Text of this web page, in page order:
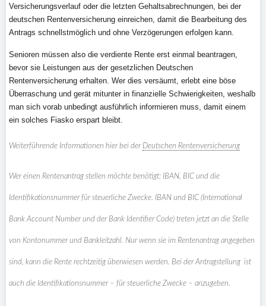
Versicherungsverlauf oder die letzten Gehaltsabrechnungen, bei der
deutschen Rentenversicherung einreichen, damit die Bearbeitung des
Antrags schnellstmöglich und ohne Verzögerungen erfolgen kann.
Senioren müssen also die verdiente Rente erst einmal beantragen,
bevor sie Leistungen aus der gesetzlichen Deutschen
Rentenversicherung erhalten. Wer dies versäumt, erlebt eine böse
Überraschung und gerät mitunter in finanzielle Schwierigkeiten, weshalb
man sich vorab unbedingt ausführlich informieren muss, damit einem
ein solches Fiasko erspart bleibt.
Weiterführende Informationen hier bei der Deutschen Rentenversicherung
Wer einen Rentenantrag stellen möchte benötigt: IBAN, BIC und die
Identifikationsnummer für steuerliche Zwecke. IBAN und BIC (International
Bank Account Number und der Bank Identifier Code) treten jetzt an die Stelle
von Kontonummer und Bankleitzahl. Nur wenn sie im Rentenantrag angegeben
sind, kann die Rente rechtzeitig überwiesen werden. Bei der Antragstellung ist
auch die Identifikationsnummer – für steuerliche Zwecke – anzugeben.